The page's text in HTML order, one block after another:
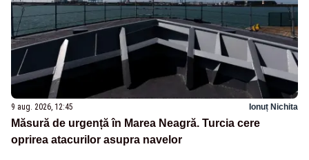
9 aug. 2026, 12:45 Ionuț Nichita
Măsură de urgență în Marea Neagră. Turcia cere
oprirea atacurilor asupra navelor